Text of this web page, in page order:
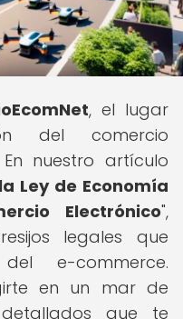
, el lugar
del comercio
nuestro artículo
Ley de Economía
Electrónico",
legales que
e-commerce.
en un mar de
que te